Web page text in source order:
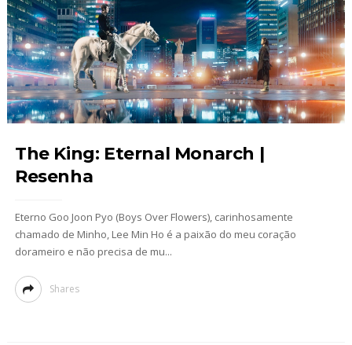
The King: Eternal Monarch |
Resenha
Eterno Goo Joon Pyo (Boys Over Flowers), carinhosamente
chamado de Minho, Lee Min Ho é a paixão do meu coração
dorameiro e não precisa de mu...
Shares